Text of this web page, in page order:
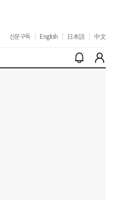
신문구독 English 日本語 中文